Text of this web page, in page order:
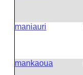
maniauri
mankaoua